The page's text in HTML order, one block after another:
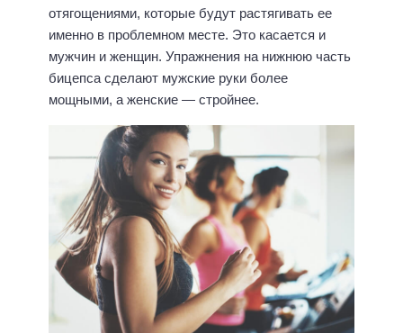
отягощениями, которые будут растягивать ее
именно в проблемном месте. Это касается и
мужчин и женщин. Упражнения на нижнюю часть
бицепса сделают мужские руки более
мощными, а женские — стройнее.